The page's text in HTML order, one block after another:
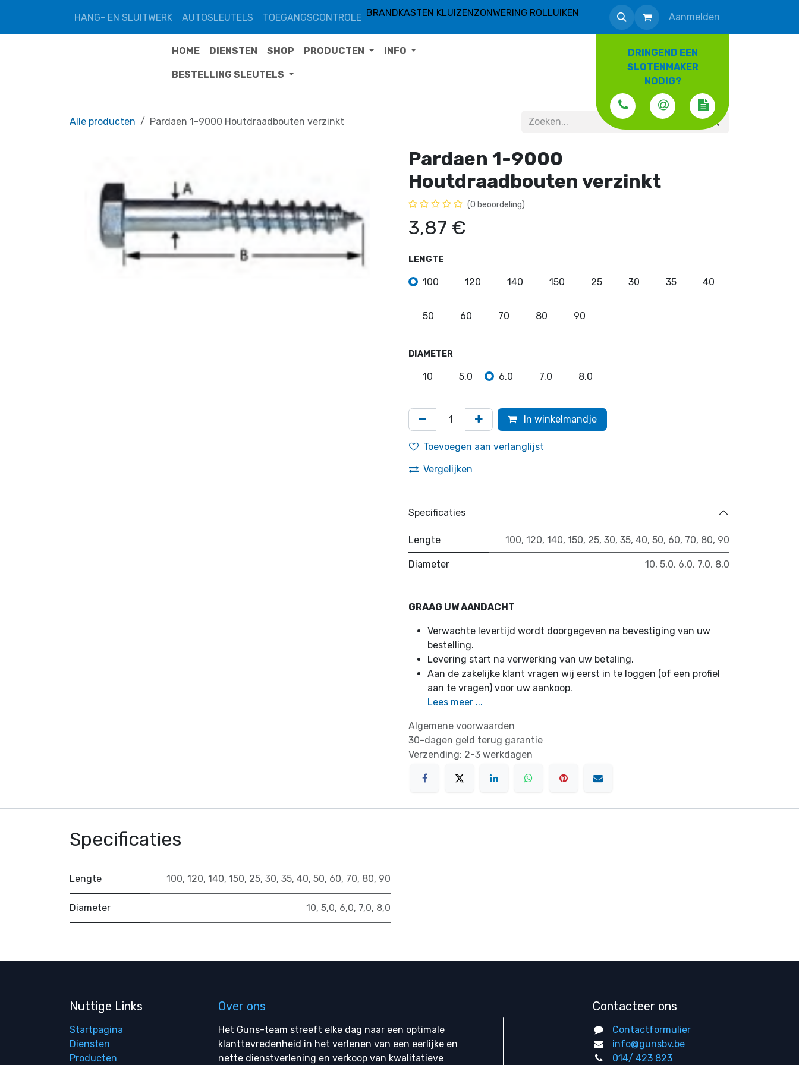
HANG- EN SLUITWERK
AUTOSLEUTELS TOEGANGSCONTROLE BRANDKASTEN KLUIZENZONWERING ROLLUIKEN Aanmelden
DRINGEND EEN
SLOTENMAKER
NODIG?
HOME DIENSTEN SHOP PRODUCTEN INFO
BESTELLING SLEUTELS
Alle producten Pardaen 1-9000 Houtdraadbouten verzinkt
Pardaen 1-9000
Houtdraadbouten verzinkt
(0 beoordeling)
3,87 €
LENGTE
100 120 140 150 25 30 35 40
50 60 70 80 90
DIAMETER
10 5,0 6,0 7,0 8,0
In winkelmandje
Toevoegen aan verlanglijst
Vergelijken
Specificaties
Lengte 100, 120, 140, 150, 25, 30, 35, 40, 50, 60, 70, 80, 90
Diameter 10, 5,0, 6,0, 7,0, 8,0
GRAAG UW AANDACHT
Verwachte levertijd wordt doorgegeven na bevestiging van uw
bestelling.
Levering start na verwerking van uw betaling.
Aan de zakelijke klant vragen wij eerst in te loggen (of een profiel
aan te vragen) voor uw aankoop.
Lees meer ...
Algemene voorwaarden
30-dagen geld terug garantie
Verzending: 2-3 werkdagen
Specificaties
Lengte 100, 120, 140, 150, 25, 30, 35, 40, 50, 60, 70, 80, 90
Diameter 10, 5,0, 6,0, 7,0, 8,0
Nuttige Links
Startpagina
Diensten
Producten
Over ons
Het Guns-team streeft elke dag naar een optimale
klanttevredenheid in het verlenen van een eerlijke en
nette dienstverlening en verkoop van kwalitatieve
Contacteer ons
Contactformulier
info@gunsbv.be
014/ 423 823